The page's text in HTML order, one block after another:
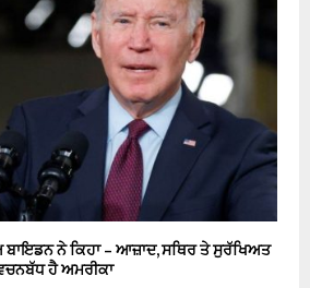
ਨੇ ਕਿਹਾ – ਆਜ਼ਾਦ, ਸਥਿਰ ਤੇ ਸੁਰੱਖਿਅਤ
ਹੈ ਅਮਰੀਕਾ